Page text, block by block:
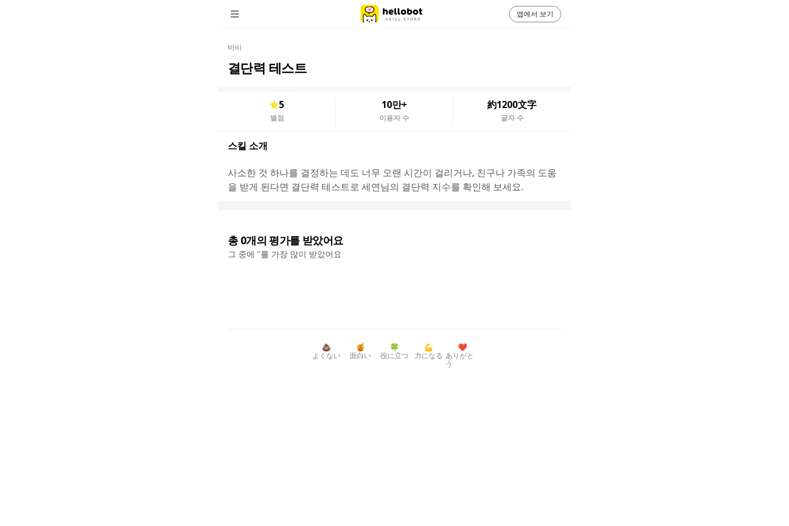
바비
결단력 테스트
5
별점
10만+
이용자 수
約1200文字
글자 수
스킬 소개
사소한 것 하나를 결정하는 데도 너무 오랜 시간이 걸리거나, 친구나 가족의 도움
을 받게 된다면 결단력 테스트로 세연님의 결단력 지수를 확인해 보세요.
총0개의 평가를 받았어요
그 중에 ''를 가장 많이 받았어요
💩
よくない
🍯
面白い
🍀
役に立つ
💪
力になる
❤️
ありがと
う
앱에서 보기